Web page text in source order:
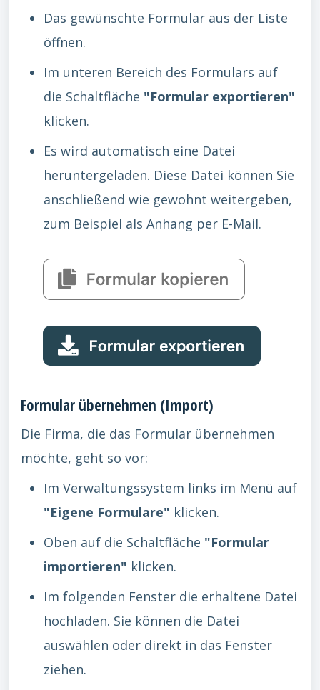
Das gewünschte Formular aus der Liste
öffnen.
Im unteren Bereich des Formulars auf
die Schaltfläche "Formular exportieren"
klicken.
Es wird automatisch eine Datei
heruntergeladen. Diese Datei können Sie
anschließend wie gewohnt weitergeben,
zum Beispiel als Anhang per E-Mail.
Formular übernehmen (Import)
Die Firma, die das Formular übernehmen
möchte, geht so vor:
Im Verwaltungssystem links im Menü auf
"Eigene Formulare" klicken.
Oben auf die Schaltfläche "Formular
importieren" klicken.
Im folgenden Fenster die erhaltene Datei
hochladen. Sie können die Datei
auswählen oder direkt in das Fenster
ziehen.